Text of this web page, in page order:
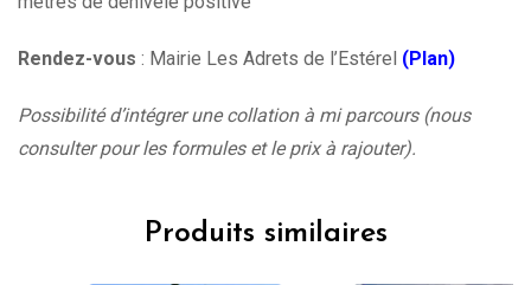
Rendez-vous : Mairie Les Adrets de l’Estérel (Plan)
Possibilité d’intégrer une collation à mi parcours (nous
consulter pour les formules et le prix à rajouter).
Produits similaires